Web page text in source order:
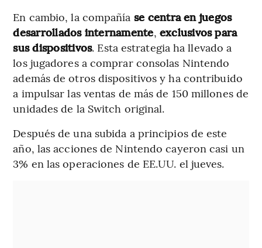
En cambio, la compañía se centra en juegos
desarrollados internamente, exclusivos para
sus dispositivos. Esta estrategia ha llevado a
los jugadores a comprar consolas Nintendo
además de otros dispositivos y ha contribuido
a impulsar las ventas de más de 150 millones de
unidades de la Switch original.
Después de una subida a principios de este
año, las acciones de Nintendo cayeron casi un
3% en las operaciones de EE.UU. el jueves.